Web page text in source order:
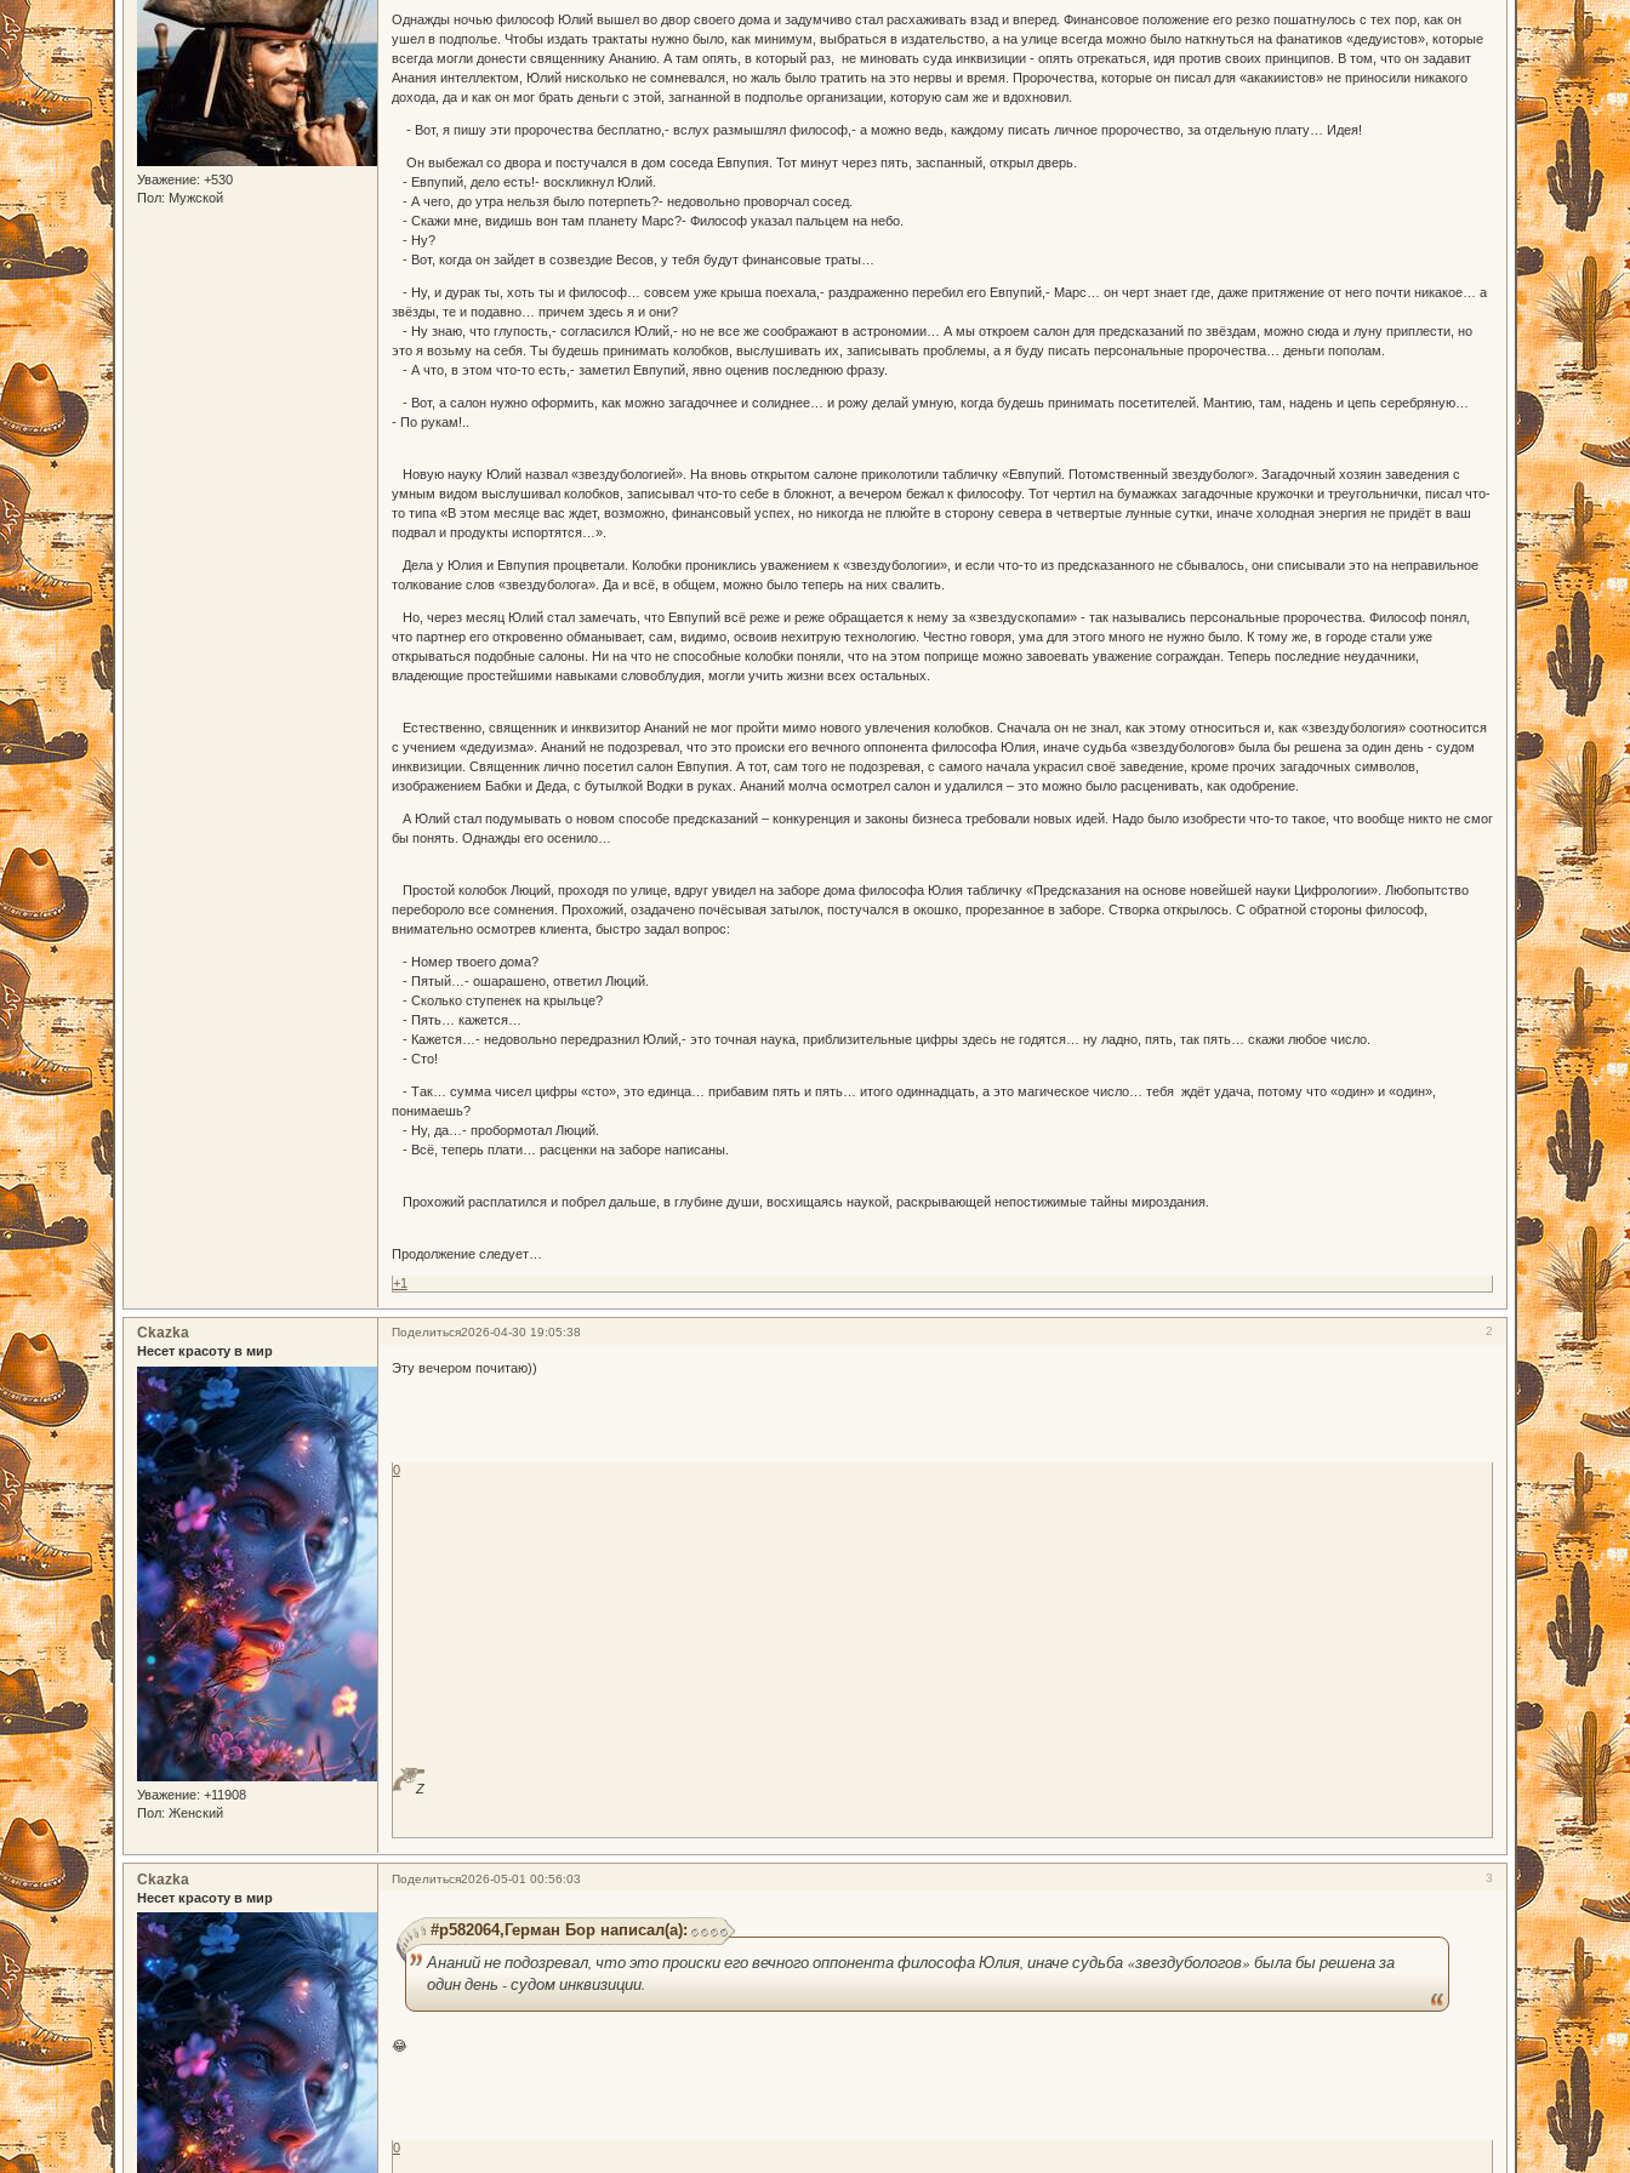
Уважение: +530
Пол: Мужской
Однажды ночью философ Юлий вышел во двор своего дома и задумчиво стал расхаживать взад и вперед. Финансовое положение его резко пошатнулось с тех пор, как он
ушел в подполье. Чтобы издать трактаты нужно было, как минимум, выбраться в издательство, а на улице всегда можно было наткнуться на фанатиков «дедуистов», которые
всегда могли донести священнику Ананию. А там опять, в который раз, не миновать суда инквизиции - опять отрекаться, идя против своих принципов. В том, что он задавит
Анания интеллектом, Юлий нисколько не сомневался, но жаль было тратить на это нервы и время. Пророчества, которые он писал для «акакиистов» не приносили никакого
дохода, да и как он мог брать деньги с этой, загнанной в подполье организации, которую сам же и вдохновил.
- Вот, я пишу эти пророчества бесплатно,- вслух размышлял философ,- а можно ведь, каждому писать личное пророчество, за отдельную плату… Идея!
Он выбежал со двора и постучался в дом соседа Евпупия. Тот минут через пять, заспанный, открыл дверь.
- Евпупий, дело есть!- воскликнул Юлий.
- А чего, до утра нельзя было потерпеть?- недовольно проворчал сосед.
- Скажи мне, видишь вон там планету Марс?- Философ указал пальцем на небо.
- Ну?
- Вот, когда он зайдет в созвездие Весов, у тебя будут финансовые траты…
- Ну, и дурак ты, хоть ты и философ… совсем уже крыша поехала,- раздраженно перебил его Евпупий,- Марс… он черт знает где, даже притяжение от него почти никакое… а
звёзды, те и подавно… причем здесь я и они?
- Ну знаю, что глупость,- согласился Юлий,- но не все же соображают в астрономии… А мы откроем салон для предсказаний по звёздам, можно сюда и луну приплести, но
это я возьму на себя. Ты будешь принимать колобков, выслушивать их, записывать проблемы, а я буду писать персональные пророчества… деньги пополам.
- А что, в этом что-то есть,- заметил Евпупий, явно оценив последнюю фразу.
- Вот, а салон нужно оформить, как можно загадочнее и солиднее… и рожу делай умную, когда будешь принимать посетителей. Мантию, там, надень и цепь серебряную…
- По рукам!..
Новую науку Юлий назвал «звездубологией». На вновь открытом салоне приколотили табличку «Евпупий. Потомственный звездуболог». Загадочный хозяин заведения с
умным видом выслушивал колобков, записывал что-то себе в блокнот, а вечером бежал к философу. Тот чертил на бумажках загадочные кружочки и треугольнички, писал что-
то типа «В этом месяце вас ждет, возможно, финансовый успех, но никогда не плюйте в сторону севера в четвертые лунные сутки, иначе холодная энергия не придёт в ваш
подвал и продукты испортятся…».
Дела у Юлия и Евпупия процветали. Колобки прониклись уважением к «звездубологии», и если что-то из предсказанного не сбывалось, они списывали это на неправильное
толкование слов «звездуболога». Да и всё, в общем, можно было теперь на них свалить.
Но, через месяц Юлий стал замечать, что Евпупий всё реже и реже обращается к нему за «звездускопами» - так назывались персональные пророчества. Философ понял,
что партнер его откровенно обманывает, сам, видимо, освоив нехитрую технологию. Честно говоря, ума для этого много не нужно было. К тому же, в городе стали уже
открываться подобные салоны. Ни на что не способные колобки поняли, что на этом поприще можно завоевать уважение сограждан. Теперь последние неудачники,
владеющие простейшими навыками словоблудия, могли учить жизни всех остальных.
Естественно, священник и инквизитор Ананий не мог пройти мимо нового увлечения колобков. Сначала он не знал, как этому относиться и, как «звездубология» соотносится
с учением «дедуизма». Ананий не подозревал, что это происки его вечного оппонента философа Юлия, иначе судьба «звездубологов» была бы решена за один день - судом
инквизиции. Священник лично посетил салон Евпупия. А тот, сам того не подозревая, с самого начала украсил своё заведение, кроме прочих загадочных символов,
изображением Бабки и Деда, с бутылкой Водки в руках. Ананий молча осмотрел салон и удалился – это можно было расценивать, как одобрение.
А Юлий стал подумывать о новом способе предсказаний – конкуренция и законы бизнеса требовали новых идей. Надо было изобрести что-то такое, что вообще никто не смог
бы понять. Однажды его осенило…
Простой колобок Люций, проходя по улице, вдруг увидел на заборе дома философа Юлия табличку «Предсказания на основе новейшей науки Цифрологии». Любопытство
перебороло все сомнения. Прохожий, озадачено почёсывая затылок, постучался в окошко, прорезанное в заборе. Створка открылось. С обратной стороны философ,
внимательно осмотрев клиента, быстро задал вопрос:
- Номер твоего дома?
- Пятый…- ошарашено, ответил Люций.
- Сколько ступенек на крыльце?
- Пять… кажется…
- Кажется…- недовольно передразнил Юлий,- это точная наука, приблизительные цифры здесь не годятся… ну ладно, пять, так пять… скажи любое число.
- Сто!
- Так… сумма чисел цифры «сто», это единца… прибавим пять и пять… итого одиннадцать, а это магическое число… тебя ждёт удача, потому что «один» и «один»,
понимаешь?
- Ну, да…- пробормотал Люций.
- Всё, теперь плати… расценки на заборе написаны.
Прохожий расплатился и побрел дальше, в глубине души, восхищаясь наукой, раскрывающей непостижимые тайны мироздания.
Продолжение следует…
+1
Поделиться 2
2026-04-30 19:05:38
Ckazka
Несет красоту в мир
Уважение: +11908
Пол: Женский
Эту вечером почитаю))
Z
0
Поделиться 3
2026-05-01 00:56:03
Ckazka
Несет красоту в мир
#p582064,Герман Бор написал(а):
Ананий не подозревал, что это происки его вечного оппонента философа Юлия, иначе судьба «звездубологов» была бы решена за
один день - судом инквизиции.
😂
0